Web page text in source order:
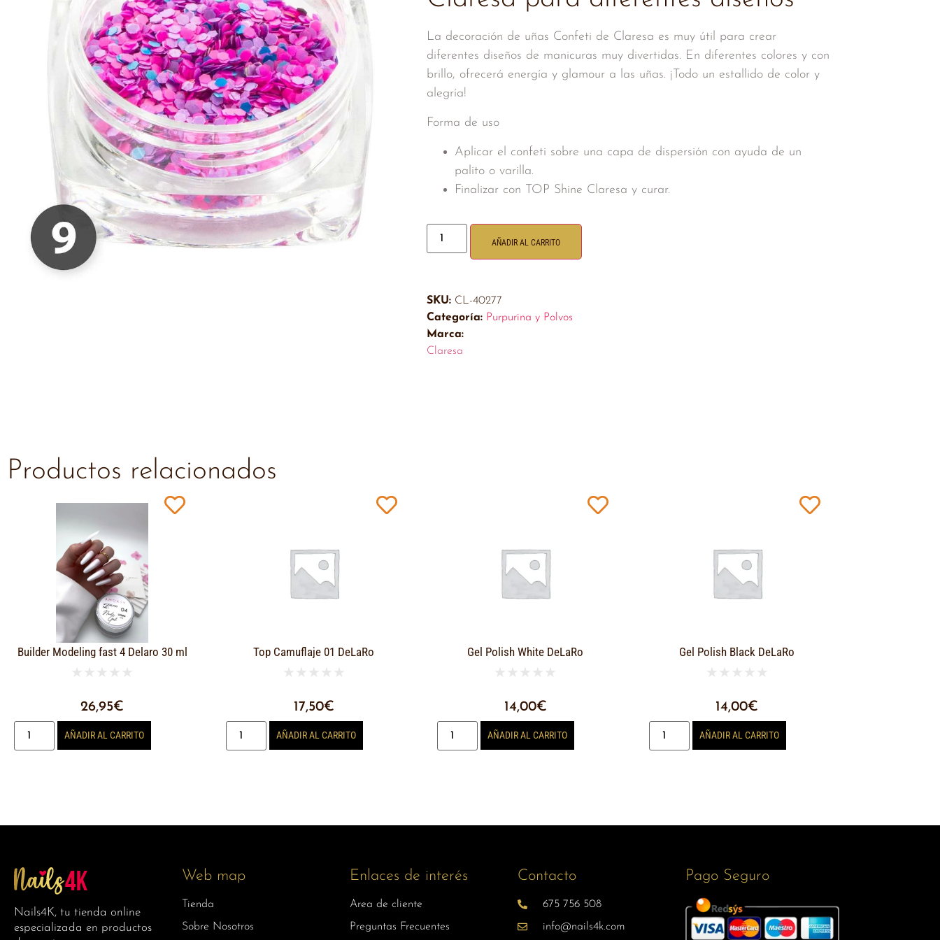
La decoración de uñas Confeti de Claresa es muy útil para crear
diferentes diseños de manicuras muy divertidas. En diferentes colores y con
brillo, ofrecerá energía y glamour a las uñas. ¡Todo un estallido de color y
alegría!
Forma de uso
Aplicar el confeti sobre una capa de dispersión con ayuda de un
palito o varilla.
Finalizar con TOP Shine Claresa y curar.
AÑADIR AL CARRITO
SKU: CL-40277
Categoría: Purpurina y Polvos
Marca:
Claresa
Productos relacionados
Builder Modeling fast 4 Delaro 30 ml
★ ★ ★ ★ ★
26,95€
AÑADIR AL CARRITO
Top Camuflaje 01 DeLaRo
★ ★ ★ ★ ★
17,50€
AÑADIR AL CARRITO
Gel Polish White DeLaRo
★ ★ ★ ★ ★
14,00€
AÑADIR AL CARRITO
Gel Polish Black DeLaRo
★ ★ ★ ★ ★
14,00€
AÑADIR AL CARRITO
Nails4K, tu tienda online
especializada en productos
Web map
Tienda
Sobre Nosotros
Enlaces de interés
Area de cliente
Preguntas Frecuentes
Contacto
675 756 508
info@nails4k.com
Pago Seguro